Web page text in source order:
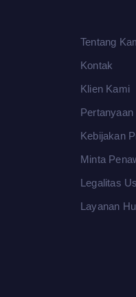
Tentang
Kontak
Klien Kami
Kebijakan
Minta
Legalitas
Layanan